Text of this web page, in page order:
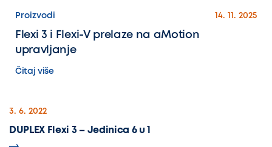
Proizvodi 14. 11. 2025
Flexi 3 i Flexi-V prelaze na aMotion
upravljanje
Čitaj više
3. 6. 2022
DUPLEX Flexi 3 – Jedinica 6 u 1